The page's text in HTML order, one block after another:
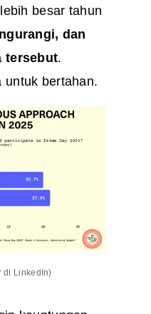
besar tahun
dan
tersebut.
untuk bertahan.
di LinkedIn)